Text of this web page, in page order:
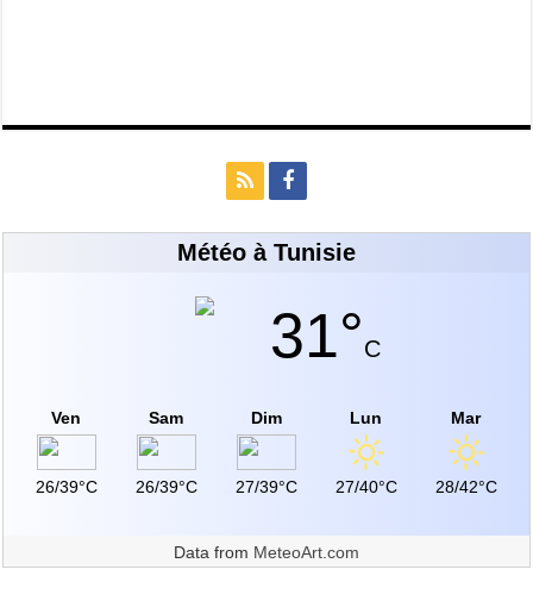
Météo à Tunisie
31°C
Ven
26/39°C
Sam
26/39°C
Dim
27/39°C
Lun
27/40°C
Mar
28/42°C
Data from MeteoArt.com